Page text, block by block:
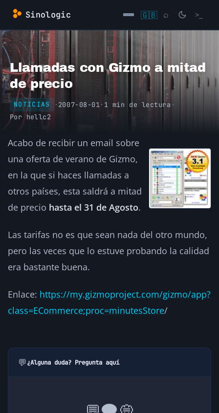
Saltar
contenido
Sinologic 🇬🇧 ⌕ >_
Llamadas con Gizmo a mitad
de precio
NOTICIAS · 2007-08-01· 1 min de lectura ·
Porhellc2
Acabo de recibir un email sobre
una oferta de verano de Gizmo,
en la que si haces llamadas a
otros países, esta saldrá a mitad
de precio hasta el 31 de Agosto.
Las tarifas no es que sean nada del otro mundo,
pero las veces que lo estuve probando la calidad
era bastante buena.
Enlace: https://my.gizmoproject.com/gizmo/app?
class=ECommerce;proc=minutesStore/
💬¿Alguna duda? Pregunta aquí